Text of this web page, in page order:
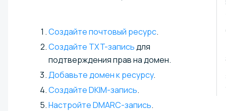
Создайте почтовый ресурс.
Создайте TXT-записьдля
подтверждения прав на домен.
Добавьте домен к ресурсу.
Создайте DKIM-запись.
Настройте DMARC-запись.